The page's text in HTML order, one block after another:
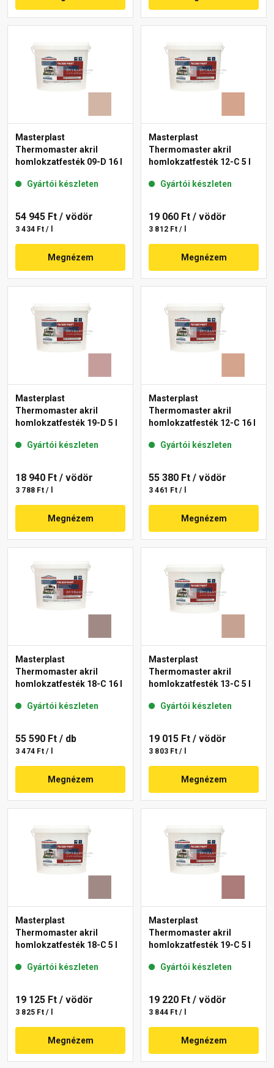
Masterplast
Thermomaster akril
homlokzatfesték 09-D 16 l
Gyártói készleten
54 945 Ft / vödör
3 434 Ft / l
Megnézem
Masterplast
Thermomaster akril
homlokzatfesték 12-C 5 l
Gyártói készleten
19 060 Ft / vödör
3 812 Ft / l
Megnézem
Masterplast
Thermomaster akril
homlokzatfesték 19-D 5 l
Gyártói készleten
18 940 Ft / vödör
3 788 Ft / l
Megnézem
Masterplast
Thermomaster akril
homlokzatfesték 12-C 16 l
Gyártói készleten
55 380 Ft / vödör
3 461 Ft / l
Megnézem
Masterplast
Thermomaster akril
homlokzatfesték 18-C 16 l
Gyártói készleten
55 590 Ft / db
3 474 Ft / l
Megnézem
Masterplast
Thermomaster akril
homlokzatfesték 13-C 5 l
Gyártói készleten
19 015 Ft / vödör
3 803 Ft / l
Megnézem
Masterplast
Thermomaster akril
homlokzatfesték 18-C 5 l
Gyártói készleten
19 125 Ft / vödör
3 825 Ft / l
Megnézem
Masterplast
Thermomaster akril
homlokzatfesték 19-C 5 l
Gyártói készleten
19 220 Ft / vödör
3 844 Ft / l
Megnézem